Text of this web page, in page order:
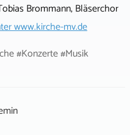
Brommann, Bläserchor
www.kirche-mv.de
#Konzerte #Musik